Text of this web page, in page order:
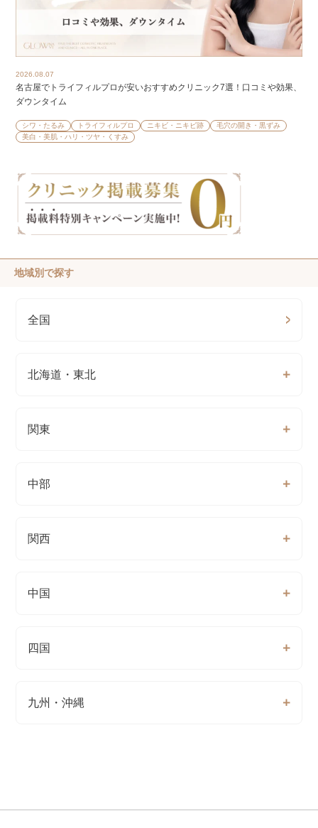
2026.08.07
名古屋でトライフィルプロが安いおすすめクリニック7選！口コミや効果、
ダウンタイム
シワ・たるみ トライフィルプロ ニキビ・ニキビ跡
毛穴の開き・黒ずみ
美白・美肌・ハリ・ツヤ・くすみ
地域別で探す
全国
北海道・東北
関東
中部
関西
中国
四国
九州・沖縄